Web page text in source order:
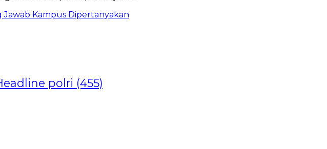
Kampus Dipertanyakan
polri (455)